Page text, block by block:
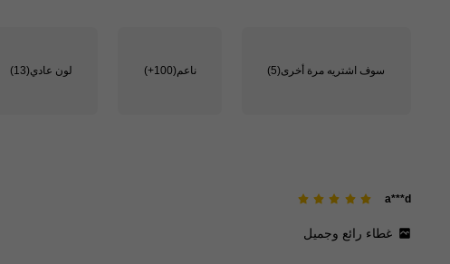
سوف اشتريه مرة أخرى(5) ناعم(100+) لون عادي(13)
a***d
غطاء رائع وجميل